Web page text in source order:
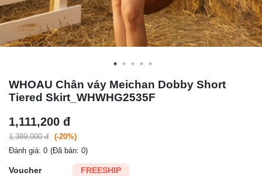
WHOAU Chân váy Meichan Dobby Short
Tiered Skirt_WHWHG2535F
1,111,200 đ
1,389,000 đ
(-20%)
Đánh giá: 0 (Đã bán: 0)
Voucher FREESHIP